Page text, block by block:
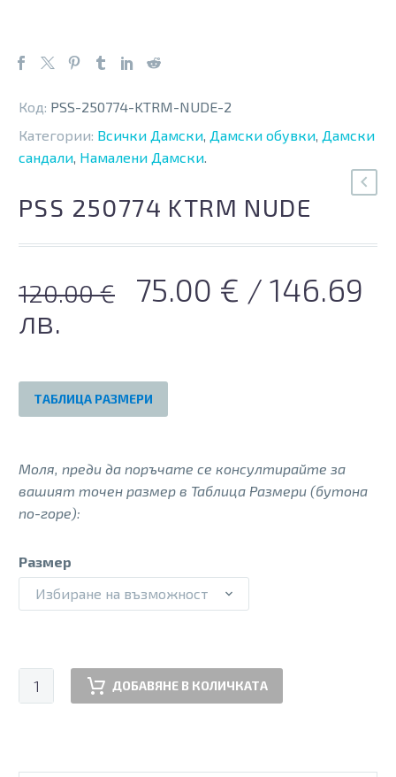
Код: PSS-250774-KTRM-NUDE-2
Категории: Всички Дамски, Дамски обувки, Дамски
сандали, Намалени Дамски.
PSS 250774 KTRM NUDE
120.00€
Original
120.00 €.
75.00 € Текущата
/ 146.69
лв.
ТАБЛИЦА РАЗМЕРИ
Моля, преди да поръчате се консултирайте за
вашият точен размер в Таблица Размери (бутона
по-горе):
Размер
Избиране на възможност
количество
за
KTRM
ДОБАВЯНЕ В КОЛИЧКАТА